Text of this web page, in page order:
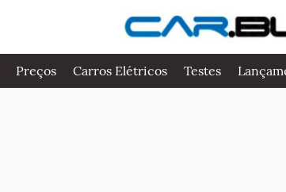
Preços Carros Elétricos Testes